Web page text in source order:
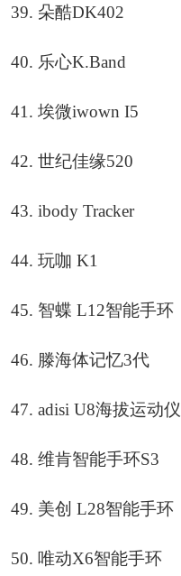
39. 朵酷DK402
40. 乐心K.Band
41. 埃微iwown I5
42. 世纪佳缘520
43. ibody Tracker
44. 玩咖 K1
45. 智蝶 L12智能手环
46. 滕海体记忆3代
47. adisi U8海拔运动仪
48. 维肯智能手环S3
49. 美创 L28智能手环
50. 唯动X6智能手环